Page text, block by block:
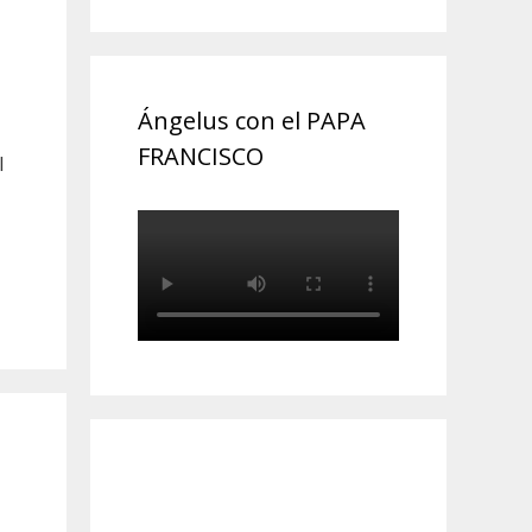
Ángelus con el PAPA
FRANCISCO